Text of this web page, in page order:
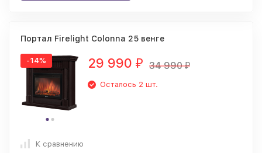
Портал Firelight Colonnа 25 венге
-14% 29 990 ₽ 34 990 ₽
Осталось 2 шт.
К сравнению